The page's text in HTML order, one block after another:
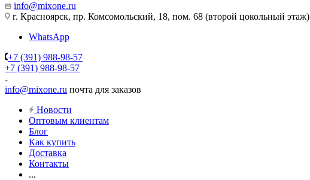
info@mixone.ru
г. Красноярск, пр. Комсомольский, 18, пом. 68 (второй цокольный этаж)
WhatsApp
+7 (391) 988-98-57
+7 (391) 988-98-57
info@mixone.ru почта для заказов
Новости
Оптовым клиентам
Блог
Как купить
Доставка
Контакты
...